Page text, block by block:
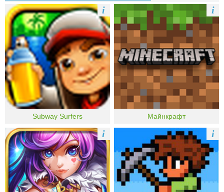
Subway Surfers
i
Майнкрафт
i
i i